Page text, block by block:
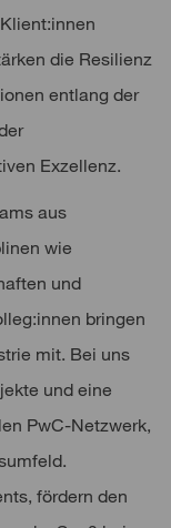
die Resilienz
entlang der
Exzellenz.
aus
wie
und
bringen
mit. Bei uns
und eine
PwC-Netzwerk,
fördern den